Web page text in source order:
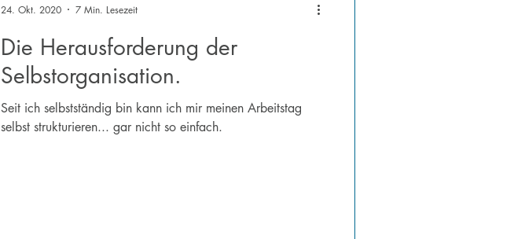
Die Herausforderung der
Selbstorganisation.
Seit ich selbstständig bin kann ich mir meinen Arbeitstag
selbst strukturieren... gar nicht so einfach.
24. Okt. 2020 7 Min. Lesezeit